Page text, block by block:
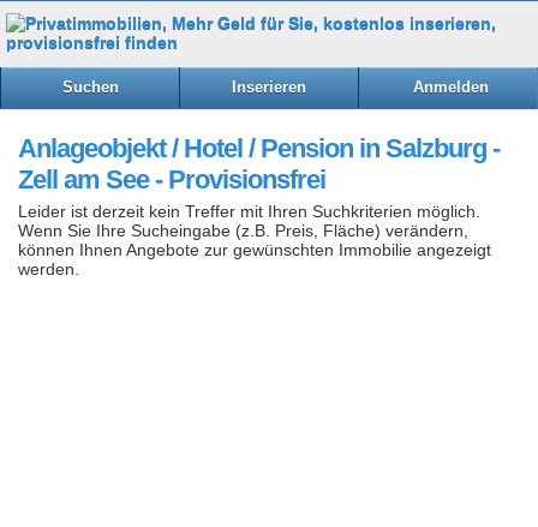
Suchen Inserieren Anmelden
Anlageobjekt / Hotel / Pension in Salzburg -
Zell am See - Provisionsfrei
Leider ist derzeit kein Treffer mit Ihren Suchkriterien möglich.
Wenn Sie Ihre Sucheingabe (z.B. Preis, Fläche) verändern,
können Ihnen Angebote zur gewünschten Immobilie angezeigt
werden.